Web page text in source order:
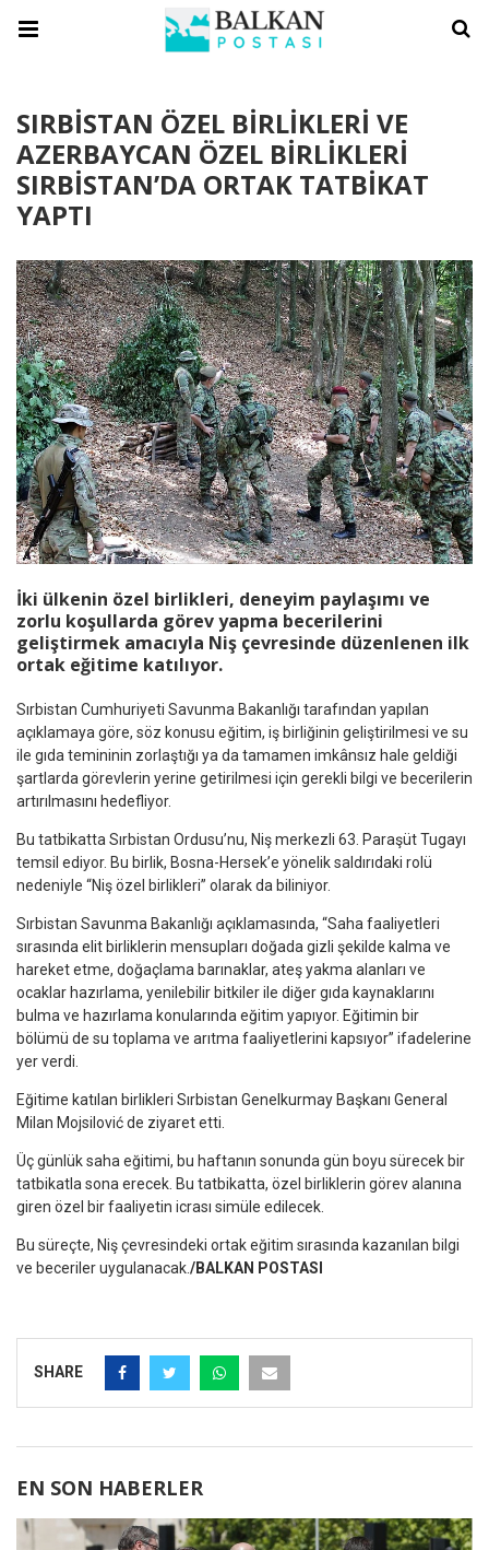
SIRBİSTAN ÖZEL BİRLİKLERİ VE
AZERBAYCAN ÖZEL BİRLİKLERİ
SIRBİSTAN’DA ORTAK TATBİKAT
YAPTI
İki ülkenin özel birlikleri, deneyim paylaşımı ve
zorlu koşullarda görev yapma becerilerini
geliştirmek amacıyla Niş çevresinde düzenlenen ilk
ortak eğitime katılıyor.
Sırbistan Cumhuriyeti Savunma Bakanlığı tarafından yapılan
açıklamaya göre, söz konusu eğitim, iş birliğinin geliştirilmesi ve su
ile gıda temininin zorlaştığı ya da tamamen imkânsız hale geldiği
şartlarda görevlerin yerine getirilmesi için gerekli bilgi ve becerilerin
artırılmasını hedefliyor.
Bu tatbikatta Sırbistan Ordusu’nu, Niş merkezli 63. Paraşüt Tugayı
temsil ediyor. Bu birlik, Bosna-Hersek’e yönelik saldırıdaki rolü
nedeniyle “Niş özel birlikleri” olarak da biliniyor.
Sırbistan Savunma Bakanlığı açıklamasında, “Saha faaliyetleri
sırasında elit birliklerin mensupları doğada gizli şekilde kalma ve
hareket etme, doğaçlama barınaklar, ateş yakma alanları ve
ocaklar hazırlama, yenilebilir bitkiler ile diğer gıda kaynaklarını
bulma ve hazırlama konularında eğitim yapıyor. Eğitimin bir
bölümü de su toplama ve arıtma faaliyetlerini kapsıyor” ifadelerine
yer verdi.
Eğitime katılan birlikleri Sırbistan Genelkurmay Başkanı General
Milan Mojsilović de ziyaret etti.
Üç günlük saha eğitimi, bu haftanın sonunda gün boyu sürecek bir
tatbikatla sona erecek. Bu tatbikatta, özel birliklerin görev alanına
giren özel bir faaliyetin icrası simüle edilecek.
Bu süreçte, Niş çevresindeki ortak eğitim sırasında kazanılan bilgi
ve beceriler uygulanacak./BALKAN POSTASI
SHARE
EN SON HABERLER